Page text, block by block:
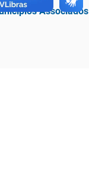
Associados